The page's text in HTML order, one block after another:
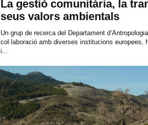
La gestió comunitària, la
seus valors ambientals
Un grup de recerca del Departament
col·laboració amb diverses institucions
i...